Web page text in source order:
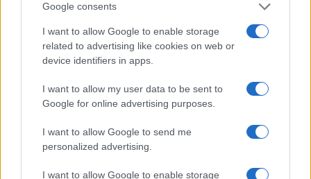
Google consents
I want to allow Google to enable storage
related to advertising like cookies on web or
device identifiers in apps.
I want to allow my user data to be sent to
Google for online advertising purposes.
I want to allow Google to send me
personalized advertising.
I want to allow Google to enable storage
Disastri climatici 2026: incendi, alluvioni e caldo
estremo in Europa e oltre
Marco Tessari · 1 Ago 2026
PIÙ LETTI
Scopri le Olimpiadi Milano Cortina: Sport, Cultura e